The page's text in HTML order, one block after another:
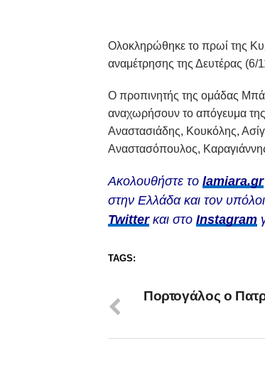
Ολοκληρώθηκε το πρωί της
αναμέτρησης της Δευτέρας (6/
Ο προπινητής της ομάδας
αναχωρήσουν το απόγευμα
Αναστασιάδης, Κουκόλης,
Αναστασόπουλος,
Ακολουθήστε το lamiara.gr
στην Ελλάδα και τον
Twitterκαι στο Instagram
TAGS:
Πορτογάλος ο